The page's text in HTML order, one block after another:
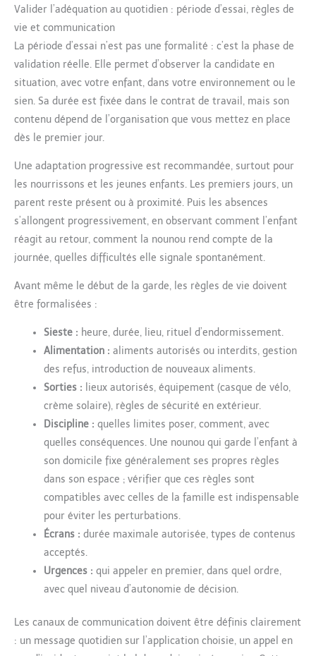
Valider l’adéquation au quotidien : période d’essai, règles de
vie et communication
La période d’essai n’est pas une formalité : c’est la phase de
validation réelle. Elle permet d’observer la candidate en
situation, avec votre enfant, dans votre environnement ou le
sien. Sa durée est fixée dans le contrat de travail, mais son
contenu dépend de l’organisation que vous mettez en place
dès le premier jour.
Une adaptation progressive est recommandée, surtout pour
les nourrissons et les jeunes enfants. Les premiers jours, un
parent reste présent ou à proximité. Puis les absences
s’allongent progressivement, en observant comment l’enfant
réagit au retour, comment la nounou rend compte de la
journée, quelles difficultés elle signale spontanément.
Avant même le début de la garde, les règles de vie doivent
être formalisées :
Sieste : heure, durée, lieu, rituel d’endormissement.
Alimentation : aliments autorisés ou interdits, gestion
des refus, introduction de nouveaux aliments.
Sorties : lieux autorisés, équipement (casque de vélo,
crème solaire), règles de sécurité en extérieur.
Discipline : quelles limites poser, comment, avec
quelles conséquences. Une nounou qui garde l’enfant à
son domicile fixe généralement ses propres règles
dans son espace ; vérifier que ces règles sont
compatibles avec celles de la famille est indispensable
pour éviter les perturbations.
Écrans : durée maximale autorisée, types de contenus
acceptés.
Urgences : qui appeler en premier, dans quel ordre,
avec quel niveau d’autonomie de décision.
Les canaux de communication doivent être définis clairement
: un message quotidien sur l’application choisie, un appel en